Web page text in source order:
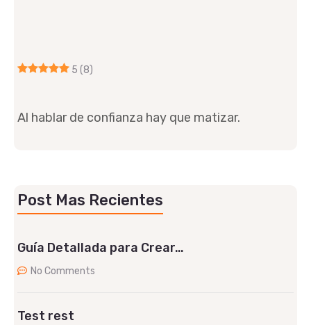
5 (8)
Al hablar de confianza hay que matizar.
Post Mas Recientes
Guía Detallada para Crear…
No Comments
Test rest